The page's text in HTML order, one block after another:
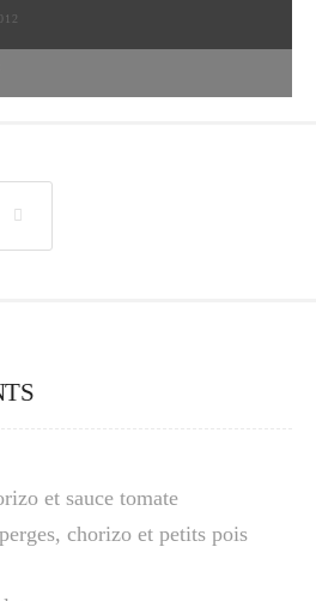
et sauce tomate
chorizo et petits pois